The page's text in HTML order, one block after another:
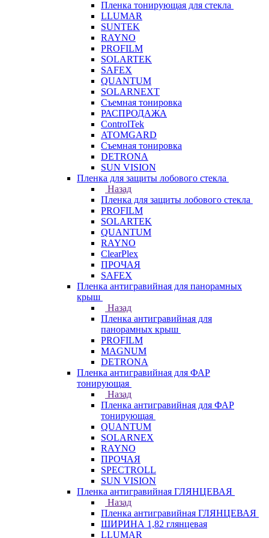
Пленка тонирующая для стекла
LLUMAR
SUNTEK
RAYNO
PROFILM
SOLARTEK
SAFEX
QUANTUM
SOLARNEXT
Съемная тонировка
РАСПРОДАЖА
ControlTek
ATOMGARD
Съемная тонировка
DETRONA
SUN VISION
Пленка для защиты лобового стекла
Назад
Пленка для защиты лобового стекла
PROFILM
SOLARTEK
QUANTUM
RAYNO
ClearPlex
ПРОЧАЯ
SAFEX
Пленка антигравийная для панорамных
крыш
Назад
Пленка антигравийная для
панорамных крыш
PROFILM
MAGNUM
DETRONA
Пленка антигравийная для ФАР
тонирующая
Назад
Пленка антигравийная для ФАР
тонирующая
QUANTUM
SOLARNEX
RAYNO
ПРОЧАЯ
SPECTROLL
SUN VISION
Пленка антигравийная ГЛЯНЦЕВАЯ
Назад
Пленка антигравийная ГЛЯНЦЕВАЯ
ШИРИНА 1,82 глянцевая
LLUMAR